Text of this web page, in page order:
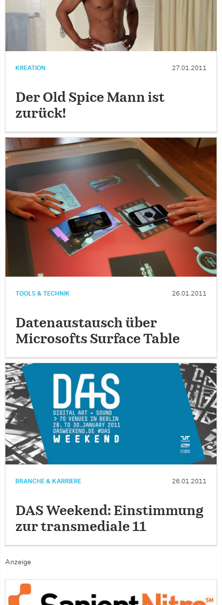
KREATION 27.01.2011
Der Old Spice Mann ist
zurück!
TOOLS & TECHNIK 26.01.2011
Datenaustausch über
Microsofts Surface Table
BRANCHE & KARRIERE 26.01.2011
DAS Weekend: Einstimmung
zur transmediale 11
Anzeige